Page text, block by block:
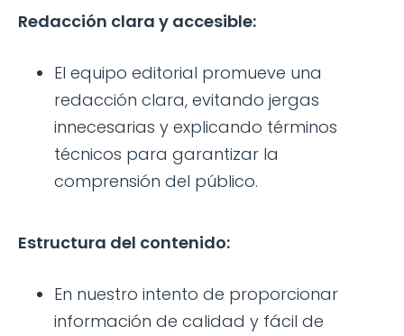
Redacción clara y accesible:
El equipo editorial promueve una
redacción clara, evitando jergas
innecesarias y explicando términos
técnicos para garantizar la
comprensión del público.
Estructura del contenido:
En nuestro intento de proporcionar
información de calidad y fácil de